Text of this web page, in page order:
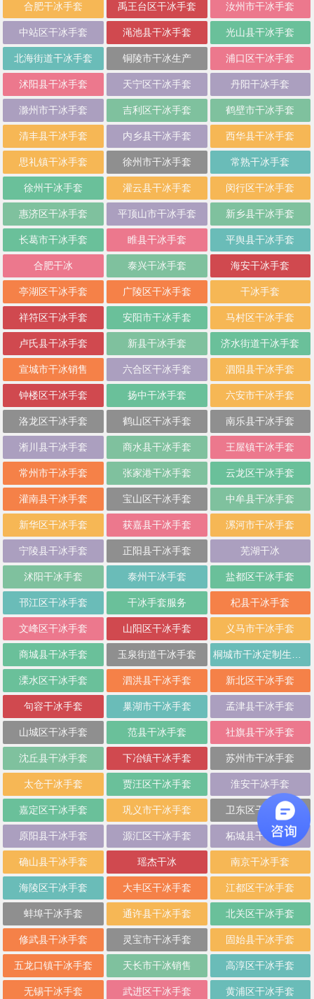
合肥干冰手套 禹王台区干冰手套 汝州市干冰手套
中站区干冰手套 渑池县干冰手套 光山县干冰手套
北海街道干冰手套 铜陵市干冰生产 浦口区干冰手套
沭阳县干冰手套 天宁区干冰手套 丹阳干冰手套
滁州市干冰手套 吉利区干冰手套 鹤壁市干冰手套
清丰县干冰手套 内乡县干冰手套 西华县干冰手套
思礼镇干冰手套 徐州市干冰手套 常熟干冰手套
徐州干冰手套 灌云县干冰手套 闵行区干冰手套
惠济区干冰手套 平顶山市干冰手套 新乡县干冰手套
长葛市干冰手套 睢县干冰手套 平舆县干冰手套
合肥干冰 泰兴干冰手套 海安干冰手套
亭湖区干冰手套 广陵区干冰手套 干冰手套
祥符区干冰手套 安阳市干冰手套 马村区干冰手套
卢氏县干冰手套 新县干冰手套 济水街道干冰手套
宣城市干冰销售 六合区干冰手套 泗阳县干冰手套
钟楼区干冰手套 扬中干冰手套 六安市干冰手套
洛龙区干冰手套 鹤山区干冰手套 南乐县干冰手套
淅川县干冰手套 商水县干冰手套 王屋镇干冰手套
常州市干冰手套 张家港干冰手套 云龙区干冰手套
灌南县干冰手套 宝山区干冰手套 中牟县干冰手套
新华区干冰手套 获嘉县干冰手套 漯河市干冰手套
宁陵县干冰手套 正阳县干冰手套 芜湖干冰
沭阳干冰手套 泰州干冰手套 盐都区干冰手套
邗江区干冰手套 干冰手套服务 杞县干冰手套
文峰区干冰手套 山阳区干冰手套 义马市干冰手套
商城县干冰手套 玉泉街道干冰手套 桐城市干冰定制生产制造
溧水区干冰手套 泗洪县干冰手套 新北区干冰手套
句容干冰手套 巢湖市干冰手套 孟津县干冰手套
山城区干冰手套 范县干冰手套 社旗县干冰手套
沈丘县干冰手套 下冶镇干冰手套 苏州市干冰手套
太仓干冰手套 贾汪区干冰手套 淮安干冰手套
嘉定区干冰手套 巩义市干冰手套 卫东区干冰手套
原阳县干冰手套 源汇区干冰手套 柘城县干冰手套
确山县干冰手套 瑶杰干冰 南京干冰手套
海陵区干冰手套 大丰区干冰手套 江都区干冰手套
蚌埠干冰手套 通许县干冰手套 北关区干冰手套
修武县干冰手套 灵宝市干冰手套 固始县干冰手套
五龙口镇干冰手套 天长市干冰销售 高淳区干冰手套
无锡干冰手套 武进区干冰手套 黄浦区干冰手套